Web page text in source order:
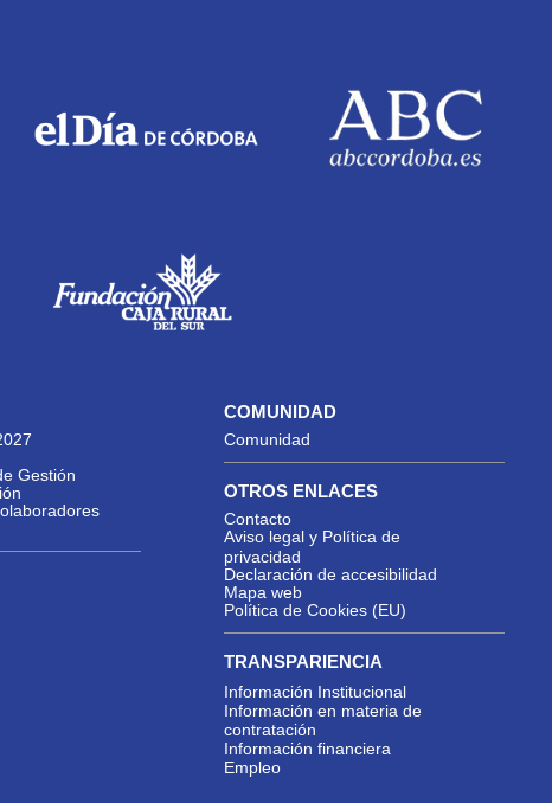
Gestión
COMUNIDAD
Comunidad
OTROS ENLACES
Contacto
Aviso legal y Política de
privacidad
Declaración de accesibilidad
Mapa web
Política de Cookies (EU)
TRANSPARIENCIA
Información Institucional
Información en materia de
contratación
Información financiera
Empleo